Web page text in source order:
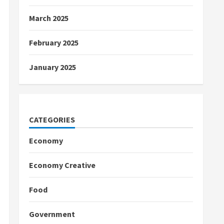
March 2025
February 2025
January 2025
CATEGORIES
Economy
Economy Creative
Food
Government